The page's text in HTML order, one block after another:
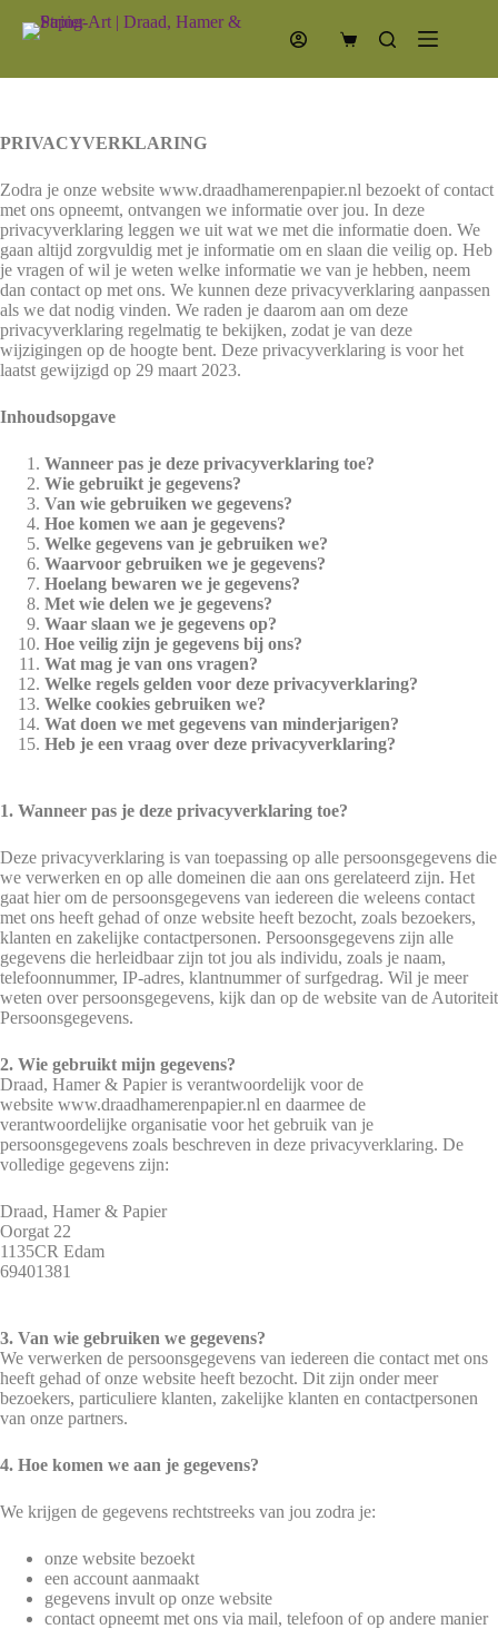
naar
Winkelwagen
PRIVACYVERKLARING
Zodra je onze website www.draadhamerenpapier.nl bezoekt of contact
met ons opneemt, ontvangen we informatie over jou. In deze
privacyverklaring leggen we uit wat we met die informatie doen. We
gaan altijd zorgvuldig met je informatie om en slaan die veilig op. Heb
je vragen of wil je weten welke informatie we van je hebben, neem
dan contact op met ons. We kunnen deze privacyverklaring aanpassen
als we dat nodig vinden. We raden je daarom aan om deze
privacyverklaring regelmatig te bekijken, zodat je van deze
wijzigingen op de hoogte bent. Deze privacyverklaring is voor het
laatst gewijzigd op 29 maart 2023.
Inhoudsopgave
Wanneer pas je deze privacyverklaring toe?
Wie gebruikt je gegevens?
Van wie gebruiken we gegevens?
Hoe komen we aan je gegevens?
Welke gegevens van je gebruiken we?
Waarvoor gebruiken we je gegevens?
Hoelang bewaren we je gegevens?
Met wie delen we je gegevens?
Waar slaan we je gegevens op?
Hoe veilig zijn je gegevens bij ons?
Wat mag je van ons vragen?
Welke regels gelden voor deze privacyverklaring?
Welke cookies gebruiken we?
Wat doen we met gegevens van minderjarigen?
Heb je een vraag over deze privacyverklaring?
1. Wanneer pas je deze privacyverklaring toe?
Deze privacyverklaring is van toepassing op alle persoonsgegevens die
we verwerken en op alle domeinen die aan ons gerelateerd zijn. Het
gaat hier om de persoonsgegevens van iedereen die weleens contact
met ons heeft gehad of onze website heeft bezocht, zoals bezoekers,
klanten en zakelijke contactpersonen. Persoonsgegevens zijn alle
gegevens die herleidbaar zijn tot jou als individu, zoals je naam,
telefoonnummer, IP-adres, klantnummer of surfgedrag. Wil je meer
weten over persoonsgegevens, kijk dan op de website van de Autoriteit
Persoonsgegevens.
2. Wie gebruikt mijn gegevens?
Draad, Hamer & Papier is verantwoordelijk voor de
website www.draadhamerenpapier.nl en daarmee de
verantwoordelijke organisatie voor het gebruik van je
persoonsgegevens zoals beschreven in deze privacyverklaring. De
volledige gegevens zijn:
Draad, Hamer & Papier
Oorgat 22
1135CR Edam
69401381
3. Van wie gebruiken we gegevens?
We verwerken de persoonsgegevens van iedereen die contact met ons
heeft gehad of onze website heeft bezocht. Dit zijn onder meer
bezoekers, particuliere klanten, zakelijke klanten en contactpersonen
van onze partners.
4. Hoe komen we aan je gegevens?
We krijgen de gegevens rechtstreeks van jou zodra je:
onze website bezoekt
een account aanmaakt
gegevens invult op onze website
contact opneemt met ons via mail, telefoon of op andere manier